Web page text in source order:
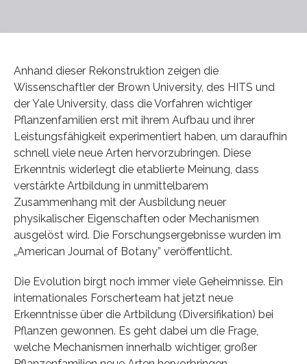
Anhand dieser Rekonstruktion zeigen die
Wissenschaftler der Brown University, des HITS und
der Yale University, dass die Vorfahren wichtiger
Pflanzenfamilien erst mit ihrem Aufbau und ihrer
Leistungsfähigkeit experimentiert haben, um daraufhin
schnell viele neue Arten hervorzubringen. Diese
Erkenntnis widerlegt die etablierte Meinung, dass
verstärkte Artbildung in unmittelbarem
Zusammenhang mit der Ausbildung neuer
physikalischer Eigenschaften oder Mechanismen
ausgelöst wird. Die Forschungsergebnisse wurden im
„American Journal of Botany” veröffentlicht.
Die Evolution birgt noch immer viele Geheimnisse. Ein
internationales Forscherteam hat jetzt neue
Erkenntnisse über die Artbildung (Diversifikation) bei
Pflanzen gewonnen. Es geht dabei um die Frage,
welche Mechanismen innerhalb wichtiger, großer